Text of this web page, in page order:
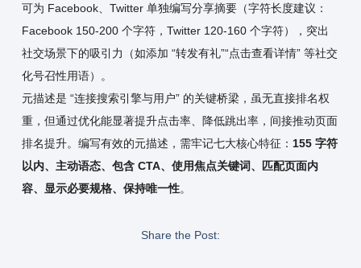
可为 Facebook、Twitter 单独编写分享摘要（字符长度建议：
Facebook 150-200 个字符，Twitter 120-160 个字符），突出
社交场景下的吸引力（如添加 “转发有礼”“点击查看详情” 等社交
化号召性用语）。
元描述是 “连接搜索引擎与用户” 的关键桥梁，虽无直接排名权
重，但通过优化能显著提升点击率、降低跳出率，间接推动页面
排名提升。编写有效的元描述，需牢记七大核心特征： 155 字符
以内、主动语态、包含 CTA、使用焦点关键词、匹配页面内
容、显示必要规格、保持唯一性。
Share the Post: